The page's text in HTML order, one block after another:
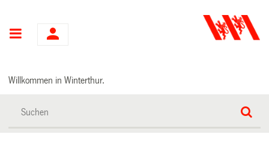
Hauptnavigation
Willkommen in Winterthur.